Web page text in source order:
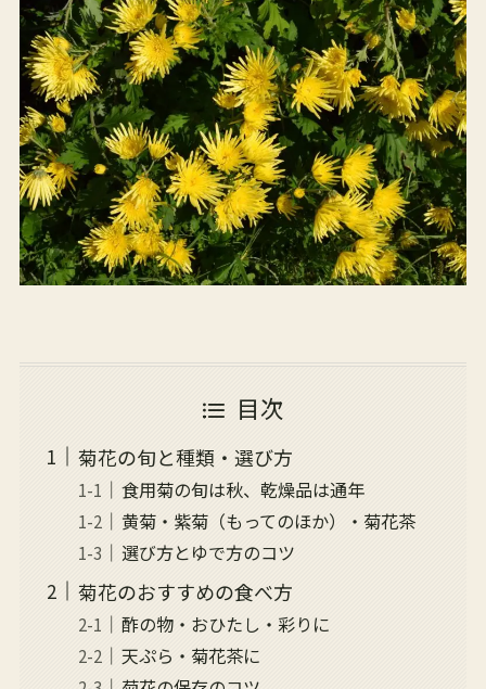
目次
菊花の旬と種類・選び方
食用菊の旬は秋、乾燥品は通年
黄菊・紫菊（もってのほか）・菊花茶
選び方とゆで方のコツ
菊花のおすすめの食べ方
酢の物・おひたし・彩りに
天ぷら・菊花茶に